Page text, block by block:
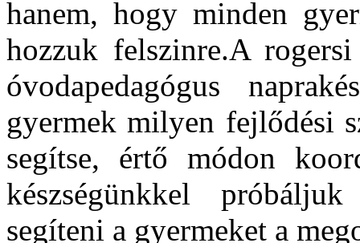
hanem, hogy minden
hozzuk felszinre.A
óvodapedagógus
gyermek milyen fejlődési
segítse, értő módon
készségünkkel
segíteni a gyermeket a